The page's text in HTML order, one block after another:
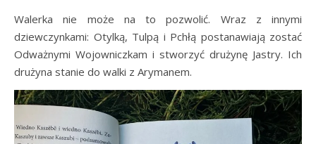
Walerka nie może na to pozwolić. Wraz z innymi
dziewczynkami: Otylką, Tulpą i Pchłą postanawiają zostać
Odważnymi Wojowniczkam i stworzyć drużynę Jastry. Ich
drużyna stanie do walki z Arymanem.